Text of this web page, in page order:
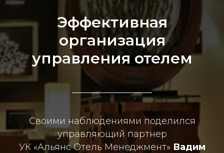
Эффективная
организация
управления отелем
Своими наблюдениями поделился
управляющий партнер
УК «Альянс Отель Менеджмент» Вадим